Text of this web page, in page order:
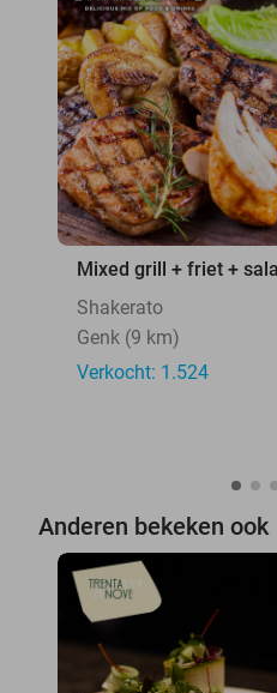
Mixed grill + friet +
Shakerato
Genk (9 km)
Verkocht: 1.524
Anderen bekeken ook